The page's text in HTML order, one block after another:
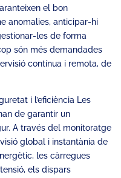
el bon
anomalies, anticipar-hi
les de forma
són més demandades
contínua i remota, de
i l’eficiència Les
de garantir un
A través del monitoratge
global i instantània de
les càrregues
els dispars